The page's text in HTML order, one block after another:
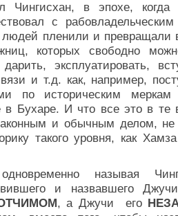
Чингисхан, в эпохе,
с
пленили и превращали
которых свободно
эксплуатировать,
и т.д. как, например,
по историческим меркам
в Бухаре. И что все это в те
и обычным делом, не
такого уровня, как
называя
и назвавшего
, а Джучи его